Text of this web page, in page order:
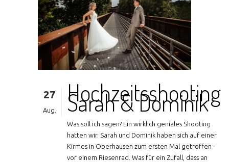
27
Aug.
Hochzeitsshooting
Sarah & Dominik
Was soll ich sagen? Ein wirklich geniales Shooting
hatten wir. Sarah und Dominik haben sich auf einer
Kirmes in Oberhausen zum ersten Mal getroffen -
vor einem Riesenrad. Was für ein Zufall, dass an